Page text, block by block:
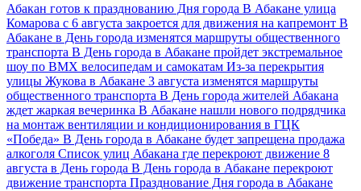
Абакан готов к празднованию Дня города В Абакане улица
Комарова с 6 августа закроется для движения на капремонт В
Абакане в День города изменятся маршруты общественного
транспорта В День города в Абакане пройдет экстремальное
шоу по ВМХ велосипедам и самокатам Из-за перекрытия
улицы Жукова в Абакане 3 августа изменятся маршруты
общественного транспорта В День города жителей Абакана
ждет жаркая вечеринка В Абакане нашли нового подрядчика
на монтаж вентиляции и кондиционирования в ГЦК
«Победа» В День города в Абакане будет запрещена продажа
алкоголя Список улиц Абакана где перекроют движение 8
августа в День города В День города в Абакане перекроют
движение транспорта Празднование Дня города в Абакане